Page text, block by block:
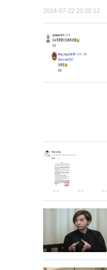
2024-07-22 20:20:12